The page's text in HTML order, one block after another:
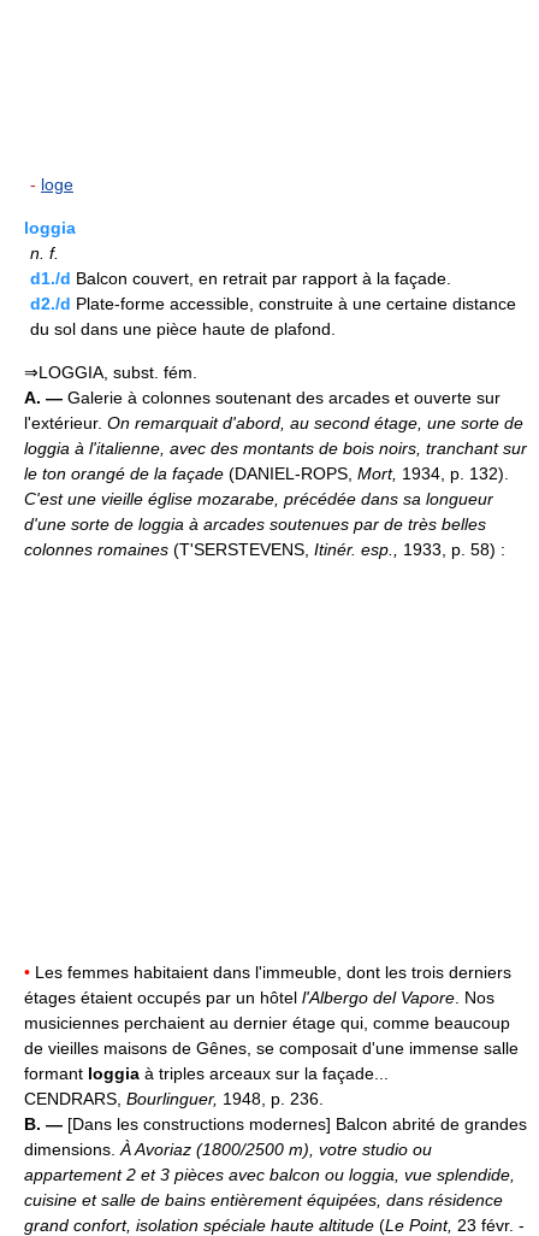
- loge
loggia
n. f.
d1./d Balcon couvert, en retrait par rapport à la façade.
d2./d Plate-forme accessible, construite à une certaine distance
du sol dans une pièce haute de plafond.
⇒LOGGIA, subst. fém.
A. — Galerie à colonnes soutenant des arcades et ouverte sur
l'extérieur. On remarquait d'abord, au second étage, une sorte de
loggia à l'italienne, avec des montants de bois noirs, tranchant sur
le ton orangé de la façade (DANIEL-ROPS, Mort, 1934, p. 132).
C'est une vieille église mozarabe, précédée dans sa longueur
d'une sorte de loggia à arcades soutenues par de très belles
colonnes romaines (T'SERSTEVENS, Itinér. esp., 1933, p. 58) :
• Les femmes habitaient dans l'immeuble, dont les trois derniers
étages étaient occupés par un hôtel l'Albergo del Vapore . Nos
musiciennes perchaient au dernier étage qui, comme beaucoup
de vieilles maisons de Gênes, se composait d'une immense salle
formant loggia à triples arceaux sur la façade...
CENDRARS, Bourlinguer, 1948, p. 236.
B. — [Dans les constructions modernes] Balcon abrité de grandes
dimensions. À Avoriaz (1800/2500 m), votre studio ou
appartement 2 et 3 pièces avec balcon ou loggia, vue splendide,
cuisine et salle de bains entièrement équipées, dans résidence
grand confort, isolation spéciale haute altitude (Le Point, 23 févr. -